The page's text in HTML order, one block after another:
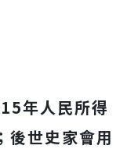
年人民所得
後世史家會用